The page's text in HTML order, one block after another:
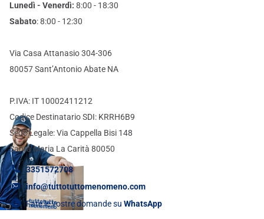
Lunedì - Venerdì: 8:00 - 18:30
Sabato: 8:00 - 12:30
Via Casa Attanasio 304-306
80057 Sant’Antonio Abate NA
P.IVA: IT 10002411212
Codice Destinatario SDI: KRRH6B9
Sede Legale: Via Cappella Bisi 148
Santa Maria La Carità 80050
3351572708
info@tuttotuttomenomeno.com
Fate le vostre domande su WhatsApp